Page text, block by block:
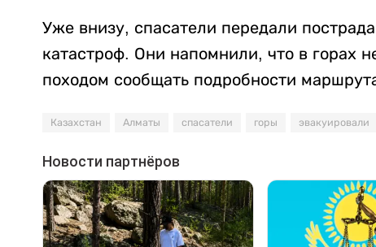
Уже внизу, спасатели передали
катастроф. Они напомнили, что в горах
походом сообщать подробности
Казахстан Алматы спасатели горы эвакуировали